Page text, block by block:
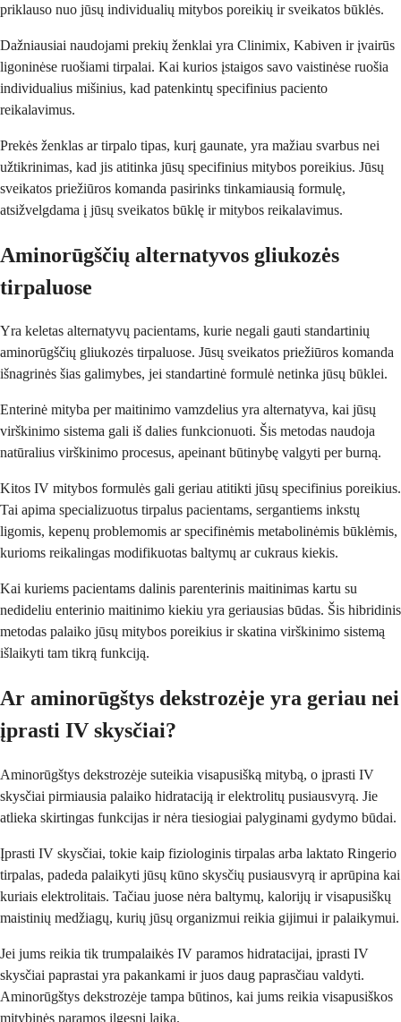
priklauso nuo jūsų individualių mitybos poreikių ir sveikatos būklės.
Dažniausiai naudojami prekių ženklai yra Clinimix, Kabiven ir įvairūs
ligoninėse ruošiami tirpalai. Kai kurios įstaigos savo vaistinėse ruošia
individualius mišinius, kad patenkintų specifinius paciento
reikalavimus.
Prekės ženklas ar tirpalo tipas, kurį gaunate, yra mažiau svarbus nei
užtikrinimas, kad jis atitinka jūsų specifinius mitybos poreikius. Jūsų
sveikatos priežiūros komanda pasirinks tinkamiausią formulę,
atsižvelgdama į jūsų sveikatos būklę ir mitybos reikalavimus.
Aminorūgščių alternatyvos gliukozės
tirpaluose
Yra keletas alternatyvų pacientams, kurie negali gauti standartinių
aminorūgščių gliukozės tirpaluose. Jūsų sveikatos priežiūros komanda
išnagrinės šias galimybes, jei standartinė formulė netinka jūsų būklei.
Enterinė mityba per maitinimo vamzdelius yra alternatyva, kai jūsų
virškinimo sistema gali iš dalies funkcionuoti. Šis metodas naudoja
natūralius virškinimo procesus, apeinant būtinybę valgyti per burną.
Kitos IV mitybos formulės gali geriau atitikti jūsų specifinius poreikius.
Tai apima specializuotus tirpalus pacientams, sergantiems inkstų
ligomis, kepenų problemomis ar specifinėmis metabolinėmis būklėmis,
kurioms reikalingas modifikuotas baltymų ar cukraus kiekis.
Kai kuriems pacientams dalinis parenterinis maitinimas kartu su
nedideliu enterinio maitinimo kiekiu yra geriausias būdas. Šis hibridinis
metodas palaiko jūsų mitybos poreikius ir skatina virškinimo sistemą
išlaikyti tam tikrą funkciją.
Ar aminorūgštys dekstrozėje yra geriau nei
įprasti IV skysčiai?
Aminorūgštys dekstrozėje suteikia visapusišką mitybą, o įprasti IV
skysčiai pirmiausia palaiko hidrataciją ir elektrolitų pusiausvyrą. Jie
atlieka skirtingas funkcijas ir nėra tiesiogiai palyginami gydymo būdai.
Įprasti IV skysčiai, tokie kaip fiziologinis tirpalas arba laktato Ringerio
tirpalas, padeda palaikyti jūsų kūno skysčių pusiausvyrą ir aprūpina kai
kuriais elektrolitais. Tačiau juose nėra baltymų, kalorijų ir visapusiškų
maistinių medžiagų, kurių jūsų organizmui reikia gijimui ir palaikymui.
Jei jums reikia tik trumpalaikės IV paramos hidratacijai, įprasti IV
skysčiai paprastai yra pakankami ir juos daug paprasčiau valdyti.
Aminorūgštys dekstrozėje tampa būtinos, kai jums reikia visapusiškos
mitybinės paramos ilgesnį laiką.